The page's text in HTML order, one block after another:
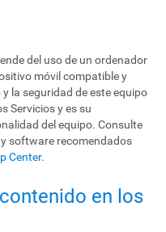
del uso de un ordenador
móvil compatible y
la seguridad de este equipo
Servicios y es su
del equipo. Consulte
software recomendados
Center.
en los